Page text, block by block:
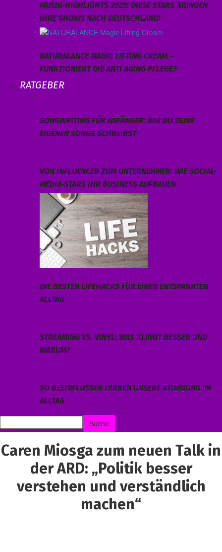
MUSIK-HIGHLIGHTS 2025: DIESE STARS BRINGEN
IHRE SHOWS NACH DEUTSCHLAND!
NATURALANCE MAGIC LIFTING CREAM –
FUNKTIONIERT DIE ANTI AGING PFLEGE?
RATGEBER
SONGWRITING FÜR ANFÄNGER: WIE DU DEINE
EIGENEN SONGS SCHREIBST
VON INFLUENCER ZUM UNTERNEHMER: WIE SOCIAL-
MEDIA-STARS IHR BUSINESS AUFBAUEN
DIE BESTEN LIFEHACKS FÜR EINEN ENTSPANNTEN
ALLTAG
STREAMING VS. VINYL: WAS KLINGT BESSER UND
WARUM?
SO BEEINFLUSSEN FARBEN UNSERE STIMMUNG IM
ALLTAG
Caren Miosga zum neuen Talk in
der ARD: „Politik besser
verstehen und verständlich
machen“